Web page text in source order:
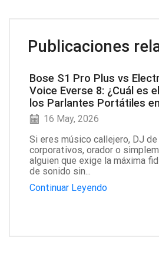
Publicaciones
Bose S1 Pro Plus vs
Voice Everse 8: ¿Cuál es
los Parlantes Portátiles
16 May, 2026
Si eres músico callejero, DJ
corporativos, orador o
alguien que exige la máxima
de sonido sin...
Continuar Leyendo